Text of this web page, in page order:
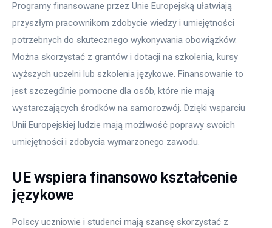
Programy finansowane przez Unie Europejską ułatwiają
przyszłym pracownikom zdobycie wiedzy i umiejętności
potrzebnych do skutecznego wykonywania obowiązków.
Można skorzystać z grantów i dotacji na szkolenia, kursy
wyższych uczelni lub szkolenia językowe. Finansowanie to
jest szczególnie pomocne dla osób, które nie mają
wystarczających środków na samorozwój. Dzięki wsparciu
Unii Europejskiej ludzie mają możliwość poprawy swoich
umiejętności i zdobycia wymarzonego zawodu.
UE wspiera finansowo kształcenie
językowe
Polscy uczniowie i studenci mają szansę skorzystać z